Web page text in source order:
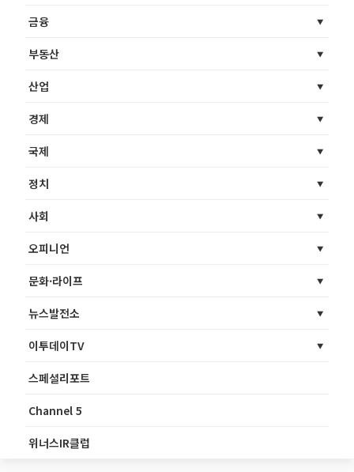
금융
부동산
산업
경제
국제
정치
사회
오피니언
문화·라이프
뉴스발전소
이투데이TV
스페셜리포트
Channel 5
위너스IR클럽